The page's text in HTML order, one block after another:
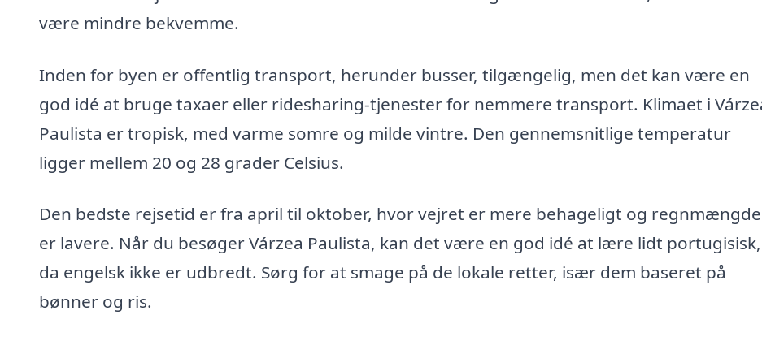
være mindre bekvemme.
Inden for byen er offentlig transport, herunder busser, tilgængelig, men det kan være en
god idé at bruge taxaer eller ridesharing-tjenester for nemmere transport. Klimaet i
Paulista er tropisk, med varme somre og milde vintre. Den gennemsnitlige temperatur
ligger mellem 20 og 28 grader Celsius.
Den bedste rejsetid er fra april til oktober, hvor vejret er mere behageligt og
er lavere. Når du besøger Várzea Paulista, kan det være en god idé at lære lidt portugisisk,
da engelsk ikke er udbredt. Sørg for at smage på de lokale retter, især dem baseret på
bønner og ris.